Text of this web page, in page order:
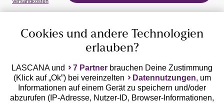
Geprüfte Sicherheit
Versandkosten
Cookies und andere Technologien
erlauben?
LASCANA und 7 Partner brauchen Deine Zustimmung
(Klick auf „Ok”) bei vereinzelten
Datennutzungen, um
Informationen auf einem Gerät zu speichern und/oder
abzurufen (IP-Adresse, Nutzer-ID, Browser-Informationen,